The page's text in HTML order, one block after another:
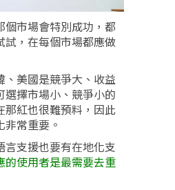
個市場會特別成功，都
試，在每個市場都應做
、美國是競爭大、收益
選擇市場小、競爭小的
那紅也很難預料，因此
常重要。
言支援也要有在地化支
的使用者是最需要去重